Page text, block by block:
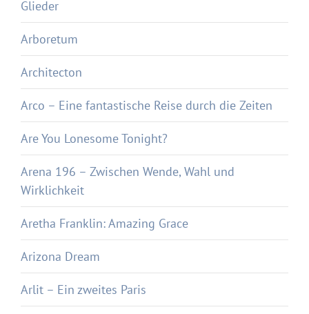
Glieder
Arboretum
Architecton
Arco – Eine fantastische Reise durch die Zeiten
Are You Lonesome Tonight?
Arena 196 – Zwischen Wende, Wahl und
Wirklichkeit
Aretha Franklin: Amazing Grace
Arizona Dream
Arlit – Ein zweites Paris